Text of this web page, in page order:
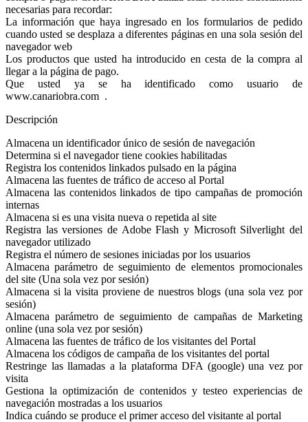
necesarias para recordar:
La información que haya ingresado en los formularios de pedido
cuando usted se desplaza a diferentes páginas en una sola sesión del
navegador web
Los productos que usted ha introducido en cesta de la compra al
llegar a la página de pago.
Que usted ya se ha identificado como usuario de
www.canariobra.com .
Descripción
Almacena un identificador único de sesión de navegación
Determina si el navegador tiene cookies habilitadas
Registra los contenidos linkados pulsado en la página
Almacena las fuentes de tráfico de acceso al Portal
Almacena las contenidos linkados de tipo campañas de promoción
internas
Almacena si es una visita nueva o repetida al site
Registra las versiones de Adobe Flash y Microsoft Silverlight del
navegador utilizado
Registra el número de sesiones iniciadas por los usuarios
Almacena parámetro de seguimiento de elementos promocionales
del site (Una sola vez por sesión)
Almacena si la visita proviene de nuestros blogs (una sola vez por
sesión)
Almacena parámetro de seguimiento de campañas de Marketing
online (una sola vez por sesión)
Almacena las fuentes de tráfico de los visitantes del Portal
Almacena los códigos de campaña de los visitantes del portal
Restringe las llamadas a la plataforma DFA (google) una vez por
visita
Gestiona la optimización de contenidos y testeo experiencias de
navegación mostradas a los usuarios
Indica cuándo se produce el primer acceso del visitante al portal